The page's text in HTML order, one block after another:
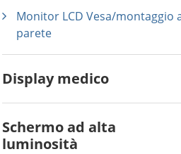
Monitor LCD Vesa/montaggio
parete
Display medico
Schermo ad alta
luminosità